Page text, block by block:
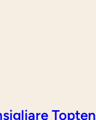
Topten